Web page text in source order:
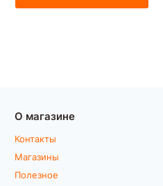
О магазине
Контакты
Магазины
Полезное